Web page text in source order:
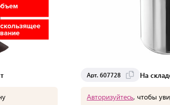
Арт. 607728 На
Авторизуйтесь, чтобы